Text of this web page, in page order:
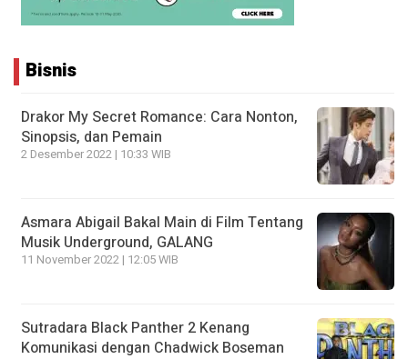
Bisnis
Drakor My Secret Romance: Cara Nonton,
Sinopsis, dan Pemain
2 Desember 2022 | 10:33 WIB
Asmara Abigail Bakal Main di Film Tentang
Musik Underground, GALANG
11 November 2022 | 12:05 WIB
Sutradara Black Panther 2 Kenang
Komunikasi dengan Chadwick Boseman